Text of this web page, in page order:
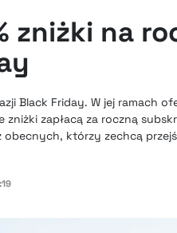
zniżki na
Black Friday. W jej ramach
zapłacą za roczną
którzy zechcą